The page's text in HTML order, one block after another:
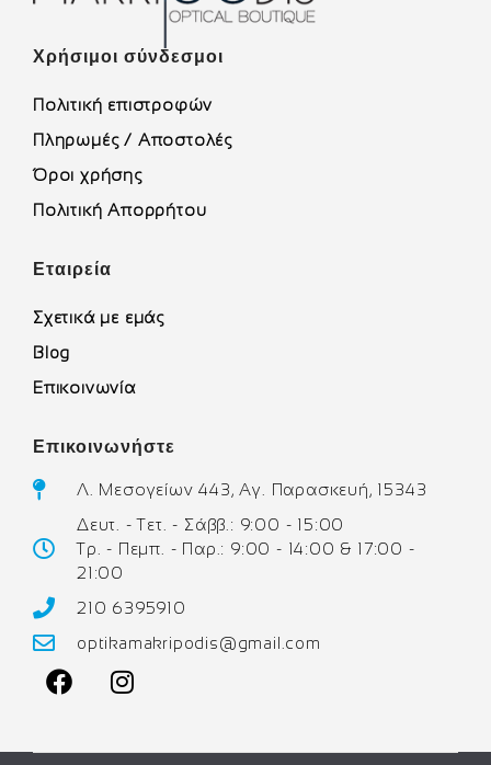
Χρήσιμοι σύνδεσμοι
Πολιτική επιστροφών
Πληρωμές / Αποστολές
Όροι χρήσης
Πολιτική Απορρήτου
Εταιρεία
Σχετικά με εμάς
Blog
Επικοινωνία
Επικοινωνήστε
Λ. Μεσογείων 443, Αγ. Παρασκευή, 15343
Δευτ. - Τετ. - Σάββ.: 9:00 - 15:00
Τρ. - Πεμπ. - Παρ.: 9:00 - 14:00 & 17:00 -
21:00
210 6395910
optikamakripodis@gmail.com